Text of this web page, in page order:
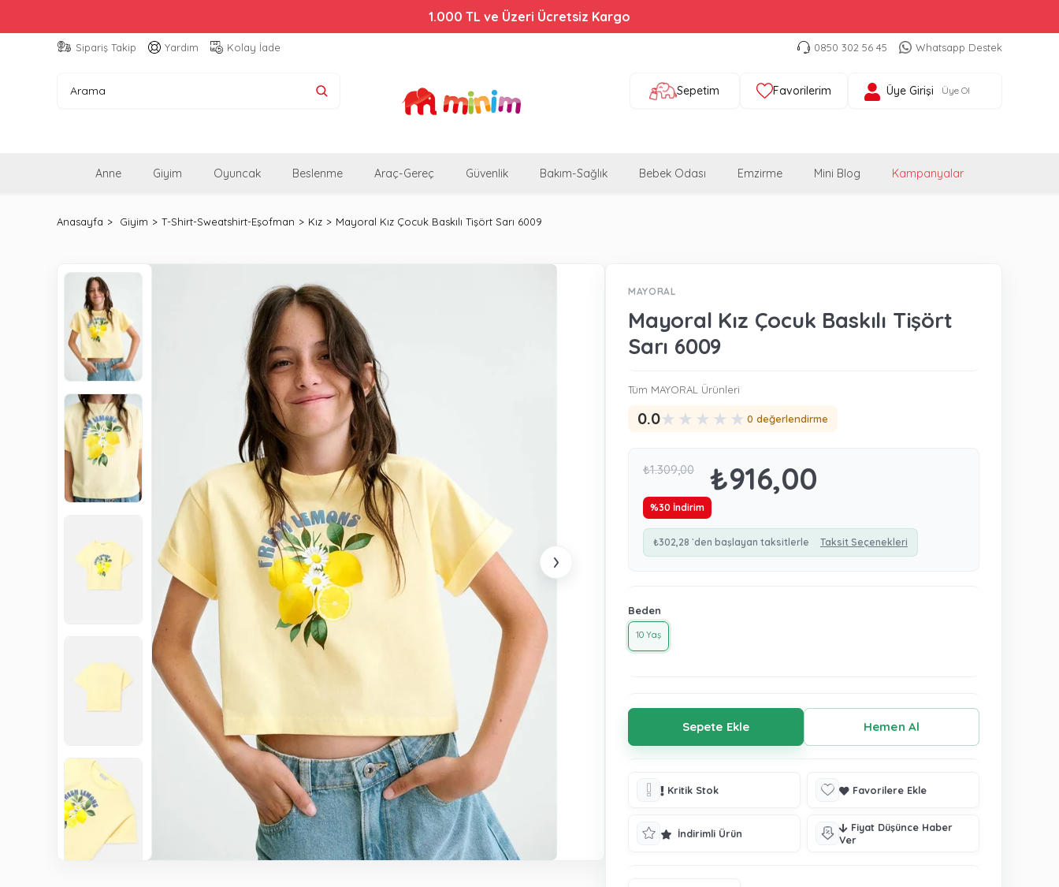
1.000 TL ve Üzeri Ücretsiz Kargo
Bebek Arabalarında %44'e Varan İndirim!
Sipariş Takip Yardım Kolay İade 0850 302 56 45 Whatsapp Destek
Sepetim Favorilerim Üye Girişi Üye Ol
Anne Giyim Oyuncak Beslenme Araç-Gereç Güvenlik Bakım-Sağlık Bebek Odası Emzirme Mini Blog Kampanyalar
Anasayfa Giyim T-Shirt-Sweatshirt-Eşofman Kız Mayoral Kız Çocuk Baskılı Tişört Sarı 6009
›
MAYORAL
Mayoral Kız Çocuk Baskılı Tişört
Sarı 6009
Tüm MAYORAL Ürünleri
0.0★ ★ ★ ★ ★ 0 değerlendirme
₺1.309,00 ₺916,00
%30 İndirim
₺302,28 `den başlayan taksitlerle Taksit Seçenekleri
Beden
10 Yaş
Kritik Stok Favorilere Ekle
İndirimli Ürün
Fiyat Düşünce Haber
Ver